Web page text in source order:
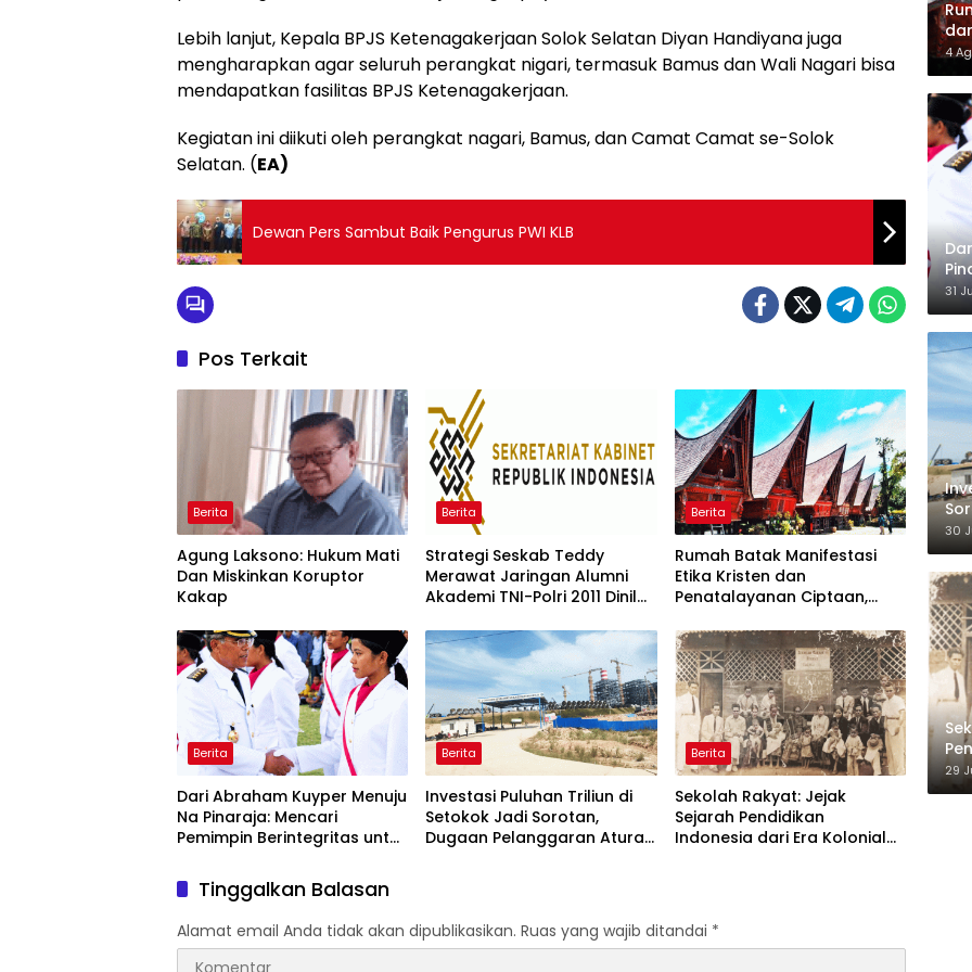
Lebih lanjut, Kepala BPJS Ketenagakerjaan Solok Selatan Diyan Handiyana juga
mengharapkan agar seluruh perangkat nigari, termasuk Bamus dan Wali Nagari bisa
mendapatkan fasilitas BPJS Ketenagakerjaan.
Kegiatan ini diikuti oleh perangkat nagari, Bamus, dan Camat Camat se-Solok
Selatan. (EA)
Dewan Pers Sambut Baik Pengurus PWI KLB
Pos Terkait
Berita
Agung Laksono: Hukum Mati
Dan Miskinkan Koruptor
Kakap
Berita
Strategi Seskab Teddy
Merawat Jaringan Alumni
Akademi TNI-Polri 2011 Dinilai
Membangun Loyalitas
Berita
Rumah Batak Manifestasi
Etika Kristen dan
Penatalayanan Ciptaan,
Memuliakan Tuhan
Berita
Dari Abraham Kuyper Menuju
Na Pinaraja: Mencari
Pemimpin Berintegritas untuk
Danau Toba
Berita
Investasi Puluhan Triliun di
Setokok Jadi Sorotan,
Dugaan Pelanggaran Aturan
Berita
Sekolah Rakyat: Jejak
Sejarah Pendidikan
Indonesia dari Era Kolonial
Tinggalkan Balasan
Alamat email Anda tidak akan dipublikasikan. Ruas yang wajib ditandai *
4
31
30
29